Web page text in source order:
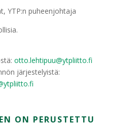
YTP:n puheenjohtaja
otto.lehtipuu@ytpliitto.fi
järjestelyistä:
ON PERUSTETTU